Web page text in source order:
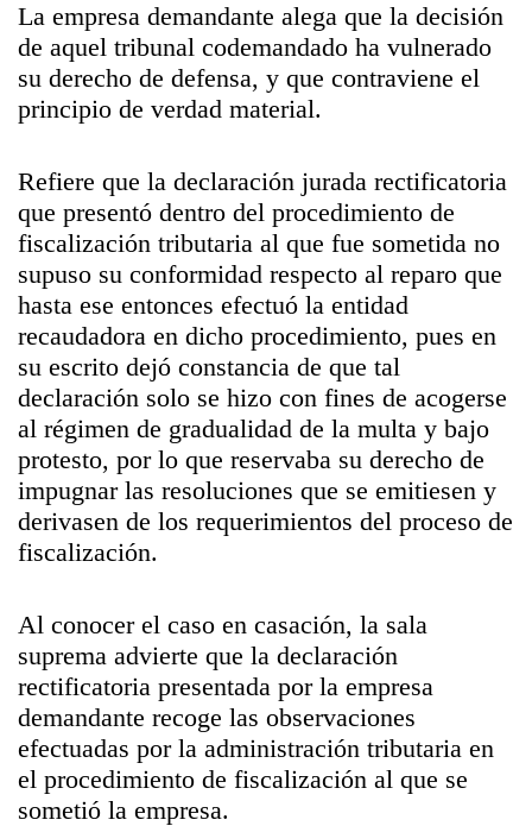
La empresa demandante alega que la decisión
de aquel tribunal codemandado ha vulnerado
su derecho de defensa, y que contraviene el
principio de verdad material.
Refiere que la declaración jurada rectificatoria
que presentó dentro del procedimiento de
fiscalización tributaria al que fue sometida no
supuso su conformidad respecto al reparo que
hasta ese entonces efectuó la entidad
recaudadora en dicho procedimiento, pues en
su escrito dejó constancia de que tal
declaración solo se hizo con fines de acogerse
al régimen de gradualidad de la multa y bajo
protesto, por lo que reservaba su derecho de
impugnar las resoluciones que se emitiesen y
derivasen de los requerimientos del proceso de
fiscalización.
Al conocer el caso en casación, la sala
suprema advierte que la declaración
rectificatoria presentada por la empresa
demandante recoge las observaciones
efectuadas por la administración tributaria en
el procedimiento de fiscalización al que se
sometió la empresa.